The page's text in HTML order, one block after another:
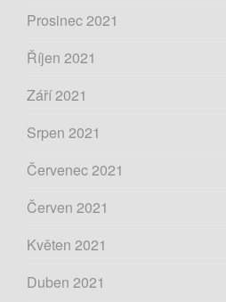
Prosinec 2021
Říjen 2021
Září 2021
Srpen 2021
Červenec 2021
Červen 2021
Květen 2021
Duben 2021